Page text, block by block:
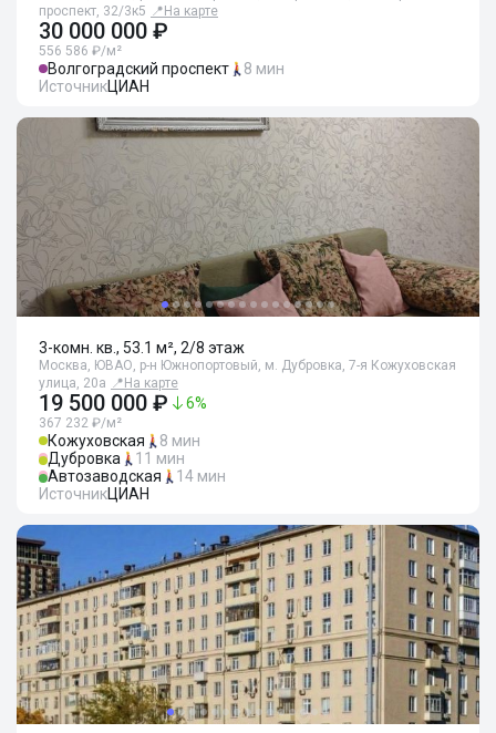
проспект, 32/3к5 📍 На карте
30 000 000 ₽
556 586 ₽/м²
Волгоградский проспект
8 мин
ИсточникЦИАН
3-комн. кв., 53.1 м², 2/8 этаж
Москва, ЮВАО, р-н Южнопортовый, м. Дубровка, 7-я Кожуховская
улица, 20а 📍 На карте
19 500 000 ₽ 6%
367 232 ₽/м²
Кожуховская
8 мин
Дубровка
11 мин
Автозаводская
14 мин
ИсточникЦИАН